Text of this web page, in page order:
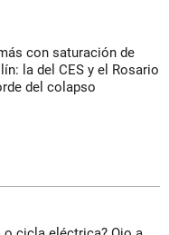
con saturación de
la del CES y el Rosario
del colapso